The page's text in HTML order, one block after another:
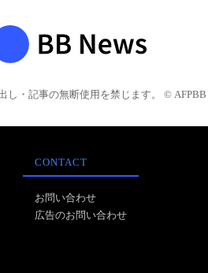
し・記事の無断使用を禁じます。 © AFPBB
CONTACT
お問い合わせ
広告のお問い合わせ